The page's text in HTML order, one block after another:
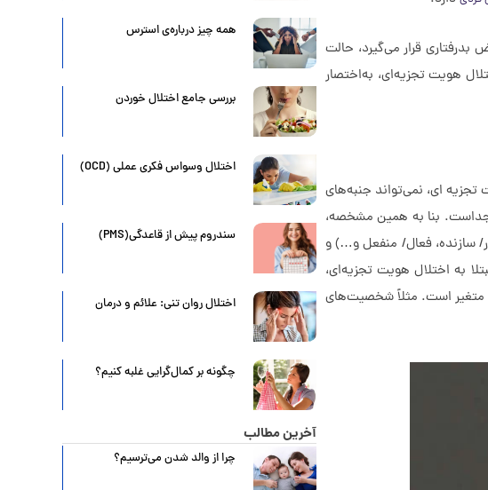
قرار می‌گیرد، حالت
هویت تجزیه‌ای، به‌اختصار
تجزیه ای، نمی‌تواند جنبه‌های
جداست. بنا به همین مشخصه،
سازنده، فعال/ منفعل و…) و
به اختلال هویت تجزیه‌ای،
متغیر است. مثلاً شخصیت‌های
همه چیز درباره‌ی استرس
بررسی جامع اختلال خوردن
اختلال وسواس فکری عملی (OCD)
سندروم پیش از قاعدگی(PMS)
اختلال روان تنی: علائم و درمان
چگونه بر کمال‌گرایی غلبه کنیم؟
آخرین مطالب
چرا از والد شدن می‌ترسیم؟